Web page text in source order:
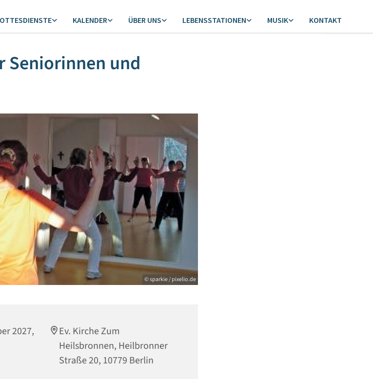
KALENDER ÜBER UNS LEBENSSTATIONEN MUSIK KONTAKT
Seniorinnen und
© sparkie / pixelio.de
2027,
Ev. Kirche Zum
Heilsbronnen, Heilbronner
Straße 20, 10779 Berlin